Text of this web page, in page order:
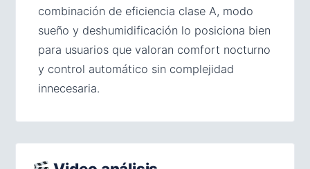
combinación de eficiencia clase A, modo
sueño y deshumidificación lo posiciona bien
para usuarios que valoran comfort nocturno
y control automático sin complejidad
innecesaria.